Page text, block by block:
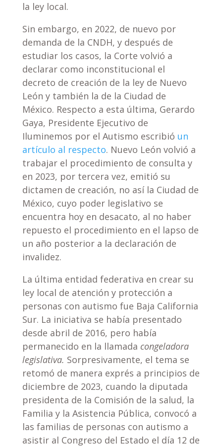
la ley local.
Sin embargo, en 2022, de nuevo por
demanda de la CNDH, y después de
estudiar los casos, la Corte volvió a
declarar como inconstitucional el
decreto de creación de la ley de Nuevo
León y también la de la Ciudad de
México. Respecto a esta última, Gerardo
Gaya, Presidente Ejecutivo de
Iluminemos por el Autismo escribió un
artículo al respecto. Nuevo León volvió a
trabajar el procedimiento de consulta y
en 2023, por tercera vez, emitió su
dictamen de creación, no así la Ciudad de
México, cuyo poder legislativo se
encuentra hoy en desacato, al no haber
repuesto el procedimiento en el lapso de
un año posterior a la declaración de
invalidez.
La última entidad federativa en crear su
ley local de atención y protección a
personas con autismo fue Baja California
Sur. La iniciativa se había presentado
desde abril de 2016, pero había
permanecido en la llamada congeladora
legislativa. Sorpresivamente, el tema se
retomó de manera exprés a principios de
diciembre de 2023, cuando la diputada
presidenta de la Comisión de la salud, la
Familia y la Asistencia Pública, convocó a
las familias de personas con autismo a
asistir al Congreso del Estado el día 12 de